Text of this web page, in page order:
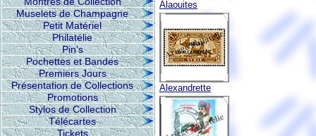
Muselets de Champagne
Petit Matériel
Philatélie
Pin's
Pochettes et Bandes
Premiers Jours
Présentation de Collections
Promotions
Stylos de Collection
Télécartes
Tickets
Alaouites
Alexandrette